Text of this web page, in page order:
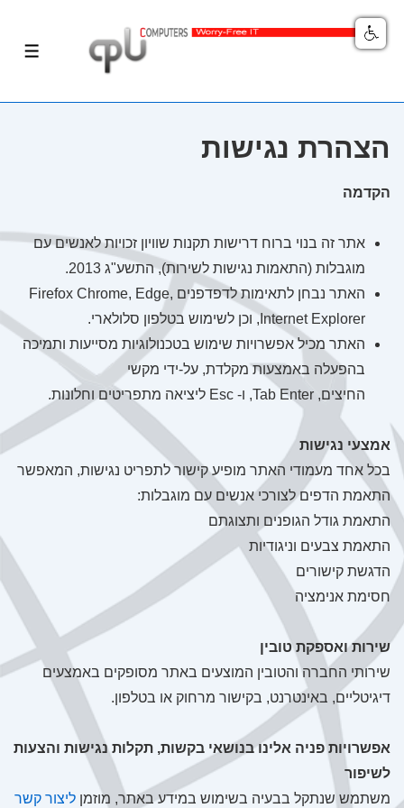
הצהרת נגישות
הקדמה
אתר זה בנוי ברוח דרישות תקנות שוויון זכויות לאנשים עם
מוגבלות (התאמות נגישות לשירות), התשע"ג 2013.
האתר נבחן לתאימות לדפדפנים Firefox Chrome, Edge,
Internet Explorer, וכן לשימוש בטלפון סלולארי.
האתר מכיל אפשרויות שימוש בטכנולוגיות מסייעות ותמיכה
בהפעלה באמצעות מקלדת, על-ידי מקשי
החיצים, Tab Enter, ו- Esc ליציאה מתפריטים וחלונות.
אמצעי נגישות
בכל אחד מעמודי האתר מופיע קישור לתפריט נגישות, המאפשר
התאמת הדפים לצורכי אנשים עם מוגבלות:
התאמת גודל הגופנים ותצוגתם
התאמת צבעים וניגודיות
הדגשת קישורים
חסימת אנימציה
שירות ואספקת טובין
שירותי החברה והטובין המוצעים באתר מסופקים באמצעים
דיגיטליים, באינטרנט, בקישור מרחוק או בטלפון.
אפשרויות פניה אלינו בנושאי בקשות, תקלות נגישות והצעות
לשיפור
משתמש שנתקל בבעיה בשימוש במידע באתר, מוזמן ליצור קשר